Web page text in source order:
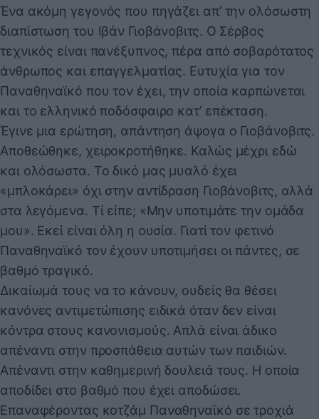
Ένα ακόμη γεγονός που πηγάζει απ’ την ολόσωστη
διαπίστωση του Ιβάν Γιοβάνοβιτς. Ο Σέρβος
τεχνικός είναι πανέξυπνος, πέρα από σοβαρότατος
άνθρωπος και επαγγελματίας. Ευτυχία για τον
Παναθηναϊκό που τον έχει, την οποία καρπώνεται
και το ελληνικό ποδόσφαιρο κατ’ επέκταση.
Έγινε μια ερώτηση, απάντηση άψογα ο Γιοβάνοβιτς.
Αποθεώθηκε, χειροκροτήθηκε. Καλώς μέχρι εδώ
και ολόσωστα. Το δικό μας μυαλό έχει
«μπλοκάρει» όχι στην αντίδραση Γιοβάνοβιτς, αλλά
στα λεγόμενα. Τί είπε; «Μην υποτιμάτε την ομάδα
μου». Εκεί είναι όλη η ουσία. Γιατί τον φετινό
Παναθηναϊκό τον έχουν υποτιμήσει οι πάντες, σε
βαθμό τραγικό.
Δικαίωμά τους να το κάνουν, ουδείς θα θέσει
κανόνες αντιμετώπισης ειδικά όταν δεν είναι
κόντρα στους κανονισμούς. Απλά είναι άδικο
απέναντι στην προσπάθεια αυτών των παιδιών.
Απέναντι στην καθημερινή δουλειά τους. Η οποία
αποδίδει στο βαθμό που έχει αποδώσει.
Επαναφέροντας κοτζάμ Παναθηναϊκό σε τροχιά